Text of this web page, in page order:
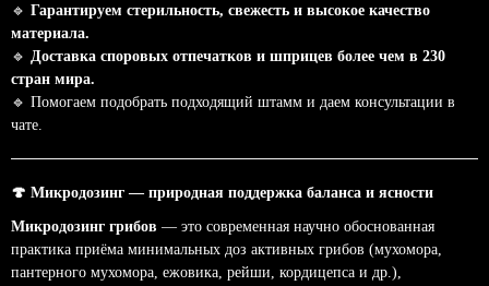
🔹 Гарантируем стерильность, свежесть и высокое качество
материала.
🔹 Доставка споровых отпечатков и шприцев более чем в 230
стран мира.
🔹 Помогаем подобрать подходящий штамм и даем консультации в
чате.
🍄 Микродозинг — природная поддержка баланса и ясности
Микродозинг грибов — это современная научно обоснованная
практика приёма минимальных доз активных грибов (мухомора,
пантерного мухомора, ежовика, рейши, кордицепса и др.),